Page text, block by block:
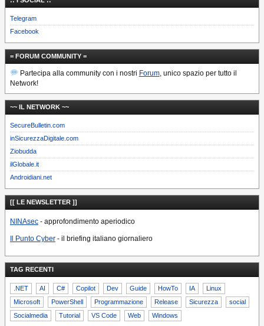
Telegram
Facebook
= FORUM COMMUNITY =
Partecipa alla community con i nostri Forum, unico spazio per tutto il
Network!
~~ IL NETWORK ~~
SecureBulletin.com
inSicurezzaDigitale.com
Ziobudda
ilGlobale.it
Androidiani.net
[[ LE NEWSLETTER ]]
NINAsec - approfondimento aperiodico
Il Punto Cyber - il briefing italiano giornaliero
TAG RECENTI
.NET AI C# Copilot Dev Guide HowTo IA
Linux
Microsoft
PowerShell Programmazione Release Sicurezza
social
Socialmedia
Tutorial VS Code Web Windows